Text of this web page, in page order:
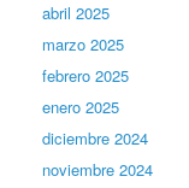
abril 2025
marzo 2025
febrero 2025
enero 2025
diciembre 2024
noviembre 2024